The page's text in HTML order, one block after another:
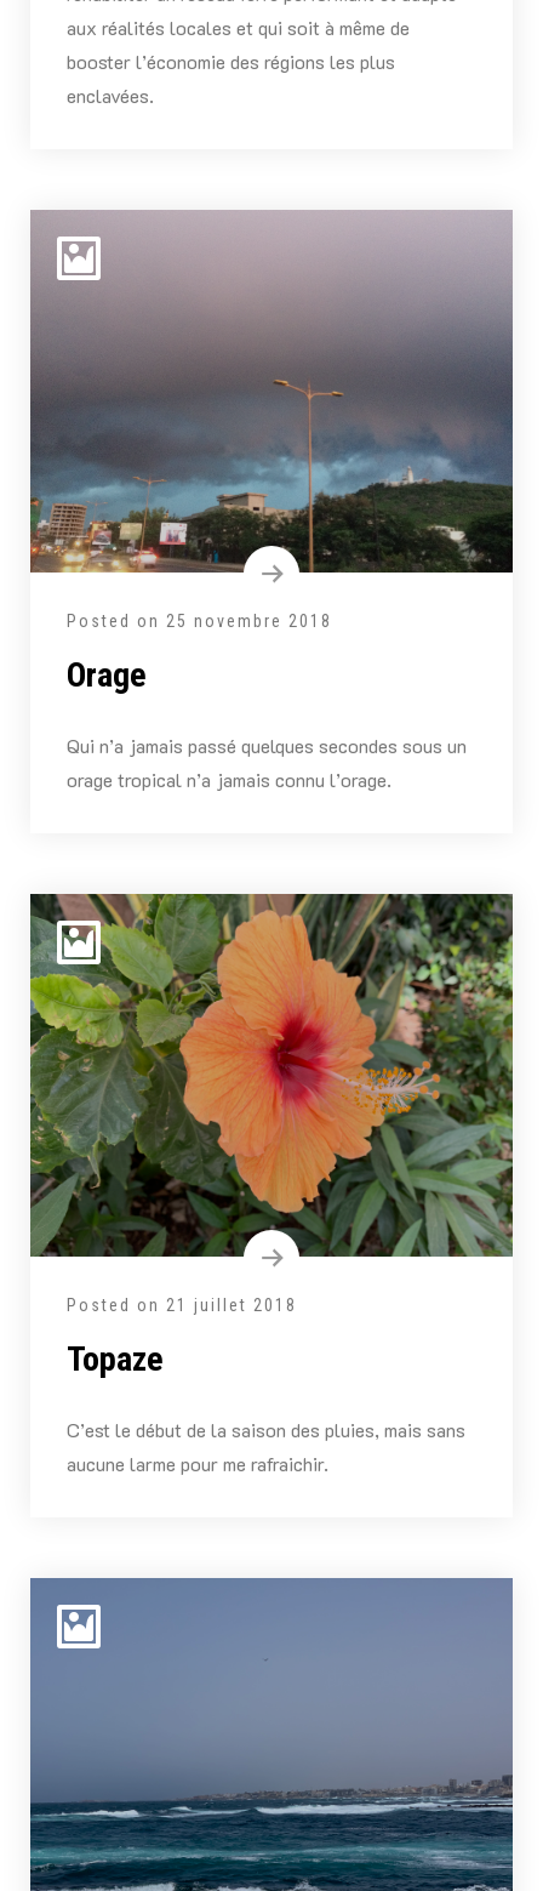
aux réalités locales et qui soit à même de
booster l’économie des régions les plus
enclavées.
Posted on 25 novembre 2018
Orage
Qui n’a jamais passé quelques secondes sous un
orage tropical n’a jamais connu l’orage.
Posted on 21 juillet 2018
Topaze
C’est le début de la saison des pluies, mais sans
aucune larme pour me rafraichir.